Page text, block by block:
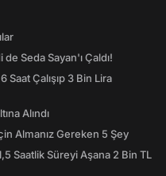
Seda Sayan'ı Çaldı!
Saat Çalışıp 3 Bin Lira
Alındı
Almanız Gereken 5 Şey
Saatlik Süreyi Aşana 2 Bin TL